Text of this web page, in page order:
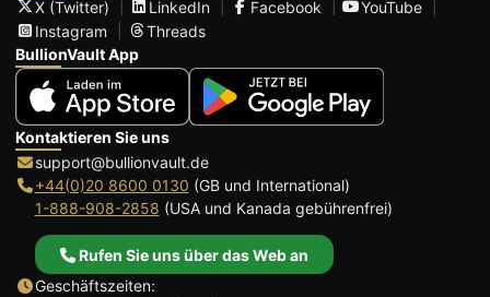
X (Twitter)
LinkedIn Facebook
YouTube
Instagram
Threads
BullionVault App
Kontaktieren Sie uns
support@bullionvault.de
+44(0)20 8600 0130 (GB und International)
1-888-908-2858 (USA und Kanada gebührenfrei)
Rufen Sie uns über das Web an
Geschäftszeiten: